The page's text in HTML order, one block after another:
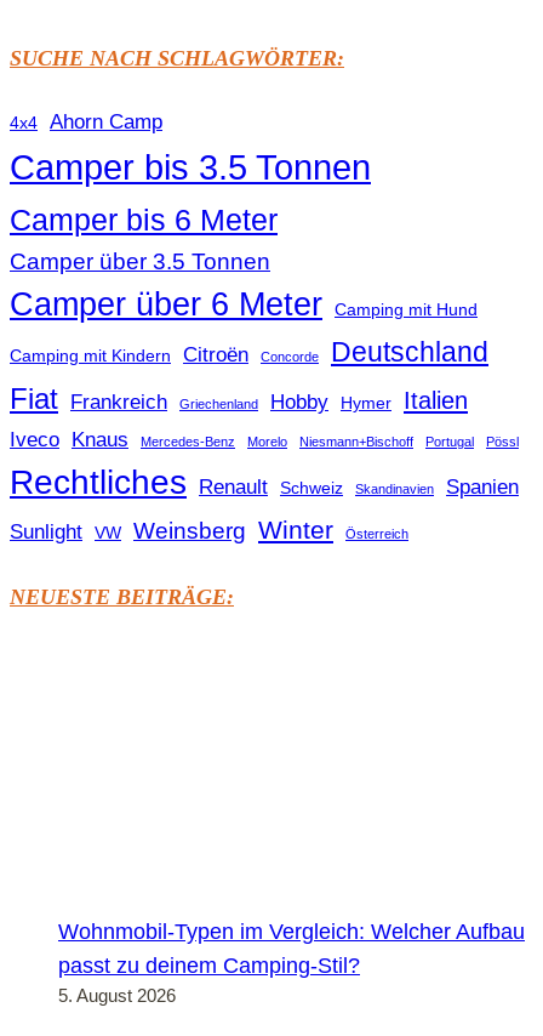
SUCHE NACH SCHLAGWÖRTER:
4x4 Ahorn Camp
Camper bis 3.5 Tonnen
Camper bis 6 Meter
Camper über 3.5 Tonnen
Camper über 6 Meter Camping mit Hund
Camping mit Kindern Citroën Concorde Deutschland
Fiat Frankreich Griechenland Hobby Hymer Italien
Iveco Knaus Mercedes-Benz Morelo Niesmann+Bischoff Portugal Pössl
Rechtliches Renault Schweiz Skandinavien
Spanien
Sunlight
VW Weinsberg Winter Österreich
NEUESTE BEITRÄGE:
Wohnmobil-Typen im Vergleich: Welcher Aufbau
passt zu deinem Camping-Stil?
5. August 2026